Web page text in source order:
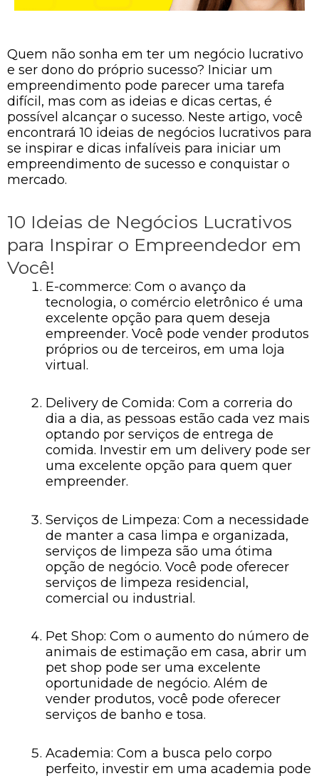
Quem não sonha em ter um negócio lucrativo
e ser dono do próprio sucesso? Iniciar um
empreendimento pode parecer uma tarefa
difícil, mas com as ideias e dicas certas, é
possível alcançar o sucesso. Neste artigo, você
encontrará 10 ideias de negócios lucrativos para
se inspirar e dicas infalíveis para iniciar um
empreendimento de sucesso e conquistar o
mercado.
10 Ideias de Negócios Lucrativos
para Inspirar o Empreendedor em
Você!
E-commerce: Com o avanço da
tecnologia, o comércio eletrônico é uma
excelente opção para quem deseja
empreender. Você pode vender produtos
próprios ou de terceiros, em uma loja
virtual.
Delivery de Comida: Com a correria do
dia a dia, as pessoas estão cada vez mais
optando por serviços de entrega de
comida. Investir em um delivery pode ser
uma excelente opção para quem quer
empreender.
Serviços de Limpeza: Com a necessidade
de manter a casa limpa e organizada,
serviços de limpeza são uma ótima
opção de negócio. Você pode oferecer
serviços de limpeza residencial,
comercial ou industrial.
Pet Shop: Com o aumento do número de
animais de estimação em casa, abrir um
pet shop pode ser uma excelente
oportunidade de negócio. Além de
vender produtos, você pode oferecer
serviços de banho e tosa.
Academia: Com a busca pelo corpo
perfeito, investir em uma academia pode